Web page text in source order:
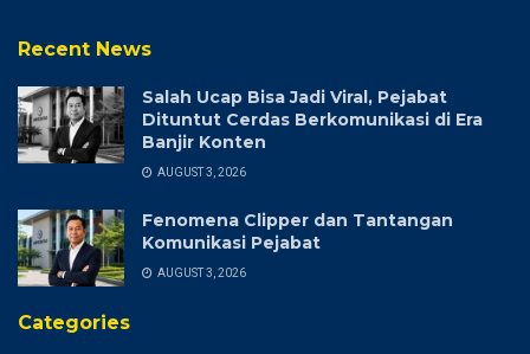
Recent News
Salah Ucap Bisa Jadi Viral, Pejabat
Dituntut Cerdas Berkomunikasi di Era
Banjir Konten
AUGUST 3, 2026
Fenomena Clipper dan Tantangan
Komunikasi Pejabat
AUGUST 3, 2026
Categories